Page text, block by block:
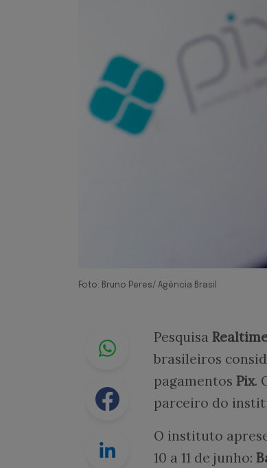
Foto: Bruno Peres/ Agência Brasil
Whastapp
Facebook
Linkedin
Pesquisa
brasileiros
pagamentos Pix.
parceiro do
O instituto
10 a 11 de junho: